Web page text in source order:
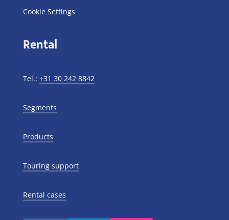
Cookie Settings
Rental
Tel.: +31 30 242 8842
Segments
Products
Touring support
Rental cases